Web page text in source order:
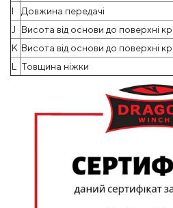
I
Довжина передачі
J
Висота від основи до поверхні
K Висота від основи до поверхні
L
Товщина ніжки